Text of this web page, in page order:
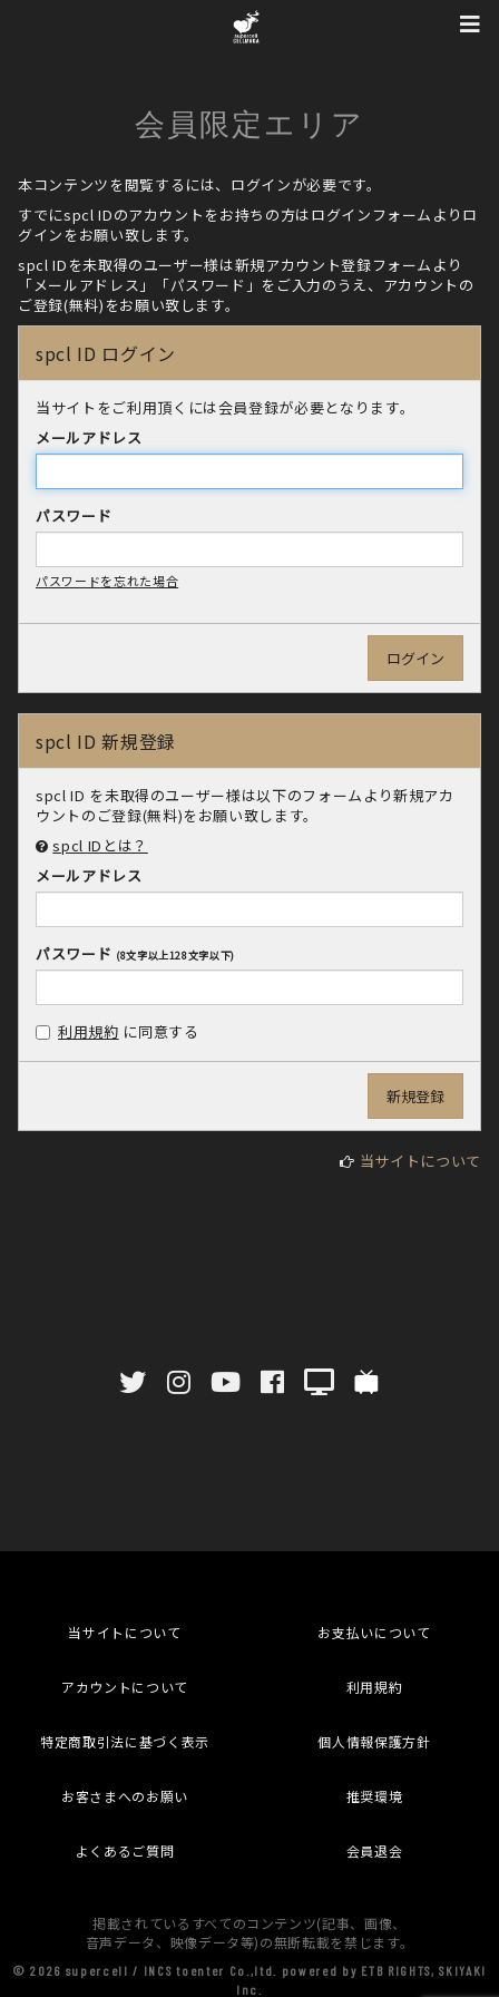
会員限定エリア
本コンテンツを閲覧するには、ログインが必要です。
すでにspcl IDのアカウントをお持ちの方はログインフォームよりロ
グインをお願い致します。
spcl IDを未取得のユーザー様は新規アカウント登録フォームより
「メールアドレス」「パスワード」をご入力のうえ、アカウントの
ご登録(無料)をお願い致します。
spcl ID ログイン
当サイトをご利用頂くには会員登録が必要となります。
メールアドレス
パスワード
パスワードを忘れた場合
spcl ID 新規登録
spcl ID を未取得のユーザー様は以下のフォームより新規アカ
ウントのご登録(無料)をお願い致します。
spcl IDとは？
メールアドレス
パスワード (8文字以上128文字以下)
利用規約 に同意する
当サイトについて
当サイトについて お支払いについて
アカウントについて 利用規約
特定商取引法に基づく表示 個人情報保護方針
お客さまへのお願い 推奨環境
よくあるご質問 会員退会
掲載されているすべてのコンテンツ(記事、画像、
音声データ、映像データ等)の無断転載を禁じます。
© 2026 supercell / INCS toenter Co.,ltd. powered by ETB RIGHTS, SKIYAKI
Inc.